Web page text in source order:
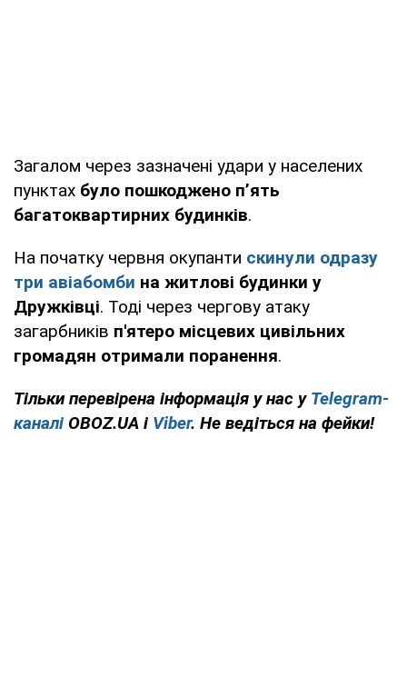
Загалом через зазначені удари у населених
пунктах було пошкоджено п’ять
багатоквартирних будинків.
На початку червня окупанти скинули одразу
три авіабомби на житлові будинки у
Дружківці. Тоді через чергову атаку
загарбників п'ятеро місцевих цивільних
громадян отримали поранення.
Тільки перевірена інформація у нас у Telegram-
каналі OBOZ.UA і Viber. Не ведіться на фейки!